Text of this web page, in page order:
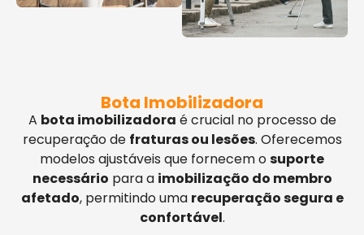
Bota Imobilizadora
A bota imobilizadora é crucial no processo de
recuperação de fraturas ou lesões. Oferecemos
modelos ajustáveis que fornecem osuporte
necessário para a imobilização do membro
afetado, permitindo uma recuperação segura e
confortável.